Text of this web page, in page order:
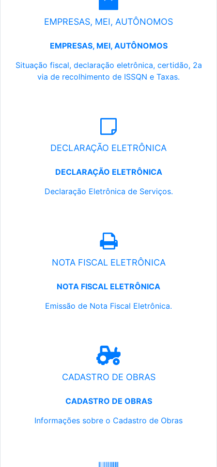
EMPRESAS, MEI, AUTÔNOMOS
EMPRESAS, MEI, AUTÔNOMOS
Situação fiscal, declaração eletrônica, certidão, 2a
via de recolhimento de ISSQN e Taxas.
DECLARAÇÃO ELETRÔNICA
DECLARAÇÃO ELETRÔNICA
Declaração Eletrônica de Serviços.
NOTA FISCAL ELETRÔNICA
NOTA FISCAL ELETRÔNICA
Emissão de Nota Fiscal Eletrônica.
CADASTRO DE OBRAS
CADASTRO DE OBRAS
Informações sobre o Cadastro de Obras